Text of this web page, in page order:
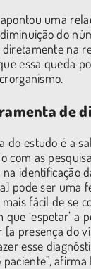
uma
do
na
essa queda
de
do estudo é a
com as
identificação
pode ser uma
fácil de se
‘espetar’ a
[a presença do
esse
afirma